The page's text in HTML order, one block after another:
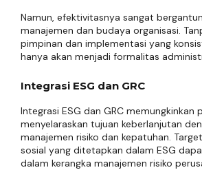
Namun, efektivitasnya sangat
manajemen dan budaya organisasi.
pimpinan dan implementasi yang
hanya akan menjadi formalitas
Integrasi ESG dan GRC
Integrasi ESG dan GRC memungkinkan
menyelaraskan tujuan keberlanjutan
manajemen risiko dan kepatuhan.
sosial yang ditetapkan dalam ESG
dalam kerangka manajemen risiko